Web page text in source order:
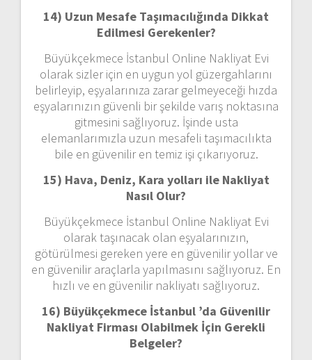
14) Uzun Mesafe Taşımacılığında Dikkat
Edilmesi Gerekenler?
Büyükçekmece İstanbul Online Nakliyat Evi
olarak sizler için en uygun yol güzergahlarını
belirleyip, eşyalarınıza zarar gelmeyeceği hızda
eşyalarınızın güvenli bir şekilde varış noktasına
gitmesini sağlıyoruz. İşinde usta
elemanlarımızla uzun mesafeli taşımacılıkta
bile en güvenilir en temiz işi çıkarıyoruz.
15) Hava, Deniz, Kara yolları ile Nakliyat
Nasıl Olur?
Büyükçekmece İstanbul Online Nakliyat Evi
olarak taşınacak olan eşyalarınızın,
götürülmesi gereken yere en güvenilir yollar ve
en güvenilir araçlarla yapılmasını sağlıyoruz. En
hızlı ve en güvenilir nakliyatı sağlıyoruz.
16) Büyükçekmece İstanbul ’da Güvenilir
Nakliyat Firması Olabilmek İçin Gerekli
Belgeler?